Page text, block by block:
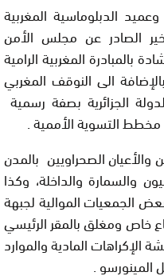
الدبلوماسية المغربية
الصادر عن مجلس الأمن
بالمبادرة المغربية الرامية
الى النوقف المغربي
الجزائرية بصفة رسمية
التسوية الأممية .
والأعيان الصحراويين بالمدن
والسمارة والداخلة، وكذا
الجمعيات الموالية لجبهة
خاص ومغلق بالمقر الرئيسي
الإكراهات المادية والموارد
المينورسو .